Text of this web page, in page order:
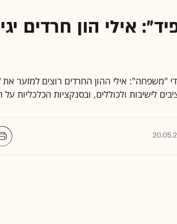
"משפחה": אילי ההון החרדים רוצים למזער
לישיבות ולכוללים, ובסנקציות הכלכליות